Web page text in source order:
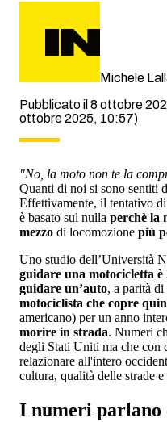
Michele
Pubblicato il 8 ottobre
ottobre 2025, 10:57)
"No, la moto non te la
Quanti di noi si sono sentiti
Effettivamente, il tentativo
è basato sul nulla perchè la
mezzo di locomozione più
Uno studio dell’Università
guidare una motocicletta
guidare un’auto, a parità di
motociclista che copre
americano) per un anno
morire in strada. Numeri
degli Stati Uniti ma che con
relazionare all'intero
cultura, qualità delle strade
I numeri parlano